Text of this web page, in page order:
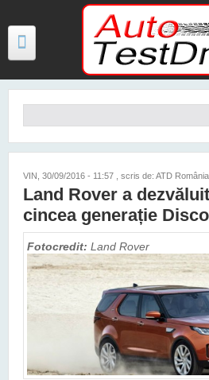
Mergi la conţinutul principal
TESTE
FOTO
PREȚURI MODELE NOI
MAȘINI ELECTRICE ȘI HIBRID
VIN, 30/09/2016 - 11:57 , scris de: ATD România
Land Rover a
cincea generație
Fotocredit: Land Rover